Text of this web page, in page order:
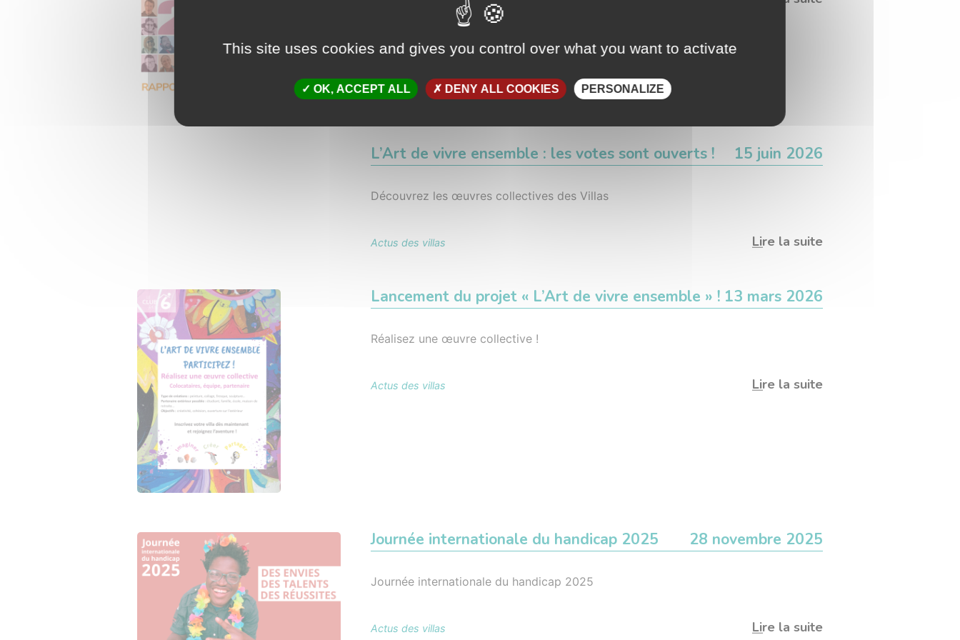
L’Art de vivre ensemble : les votes sont ouverts ! 15 juin 2026
Découvrez les œuvres collectives des Villas
Actus des villas Lire la suite
Lancement du projet « L’Art de vivre ensemble » ! 13 mars 2026
Réalisez une œuvre collective !
Actus des villas Lire la suite
Journée internationale du handicap 2025 28 novembre 2025
Journée internationale du handicap 2025
Actus des villas Lire la suite
This site uses cookies and gives you control over what you want to activate
OK, ACCEPT ALL DENY ALL COOKIES PERSONALIZE